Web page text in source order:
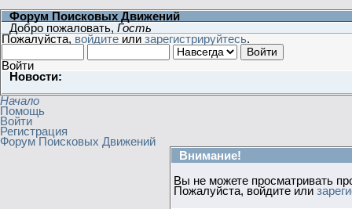
Форум Поисковых Движений
Добро пожаловать, Гость
Пожалуйста, войдите или зарегистрируйтесь.
Войти
Новости:
Начало
Помощь
Войти
Регистрация
Форум Поисковых Движений
Внимание!
Вы не можете просматривать
Пожалуйста, войдите или